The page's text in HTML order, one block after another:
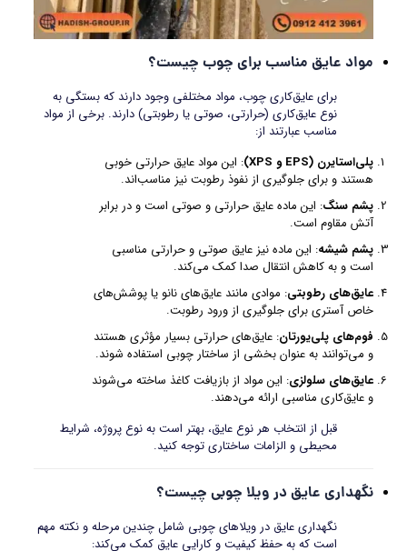
مواد عایق مناسب برای چوب چیست؟
برای عایق‌کاری چوب، مواد مختلفی وجود دارند که بستگی به
نوع عایق‌کاری (حرارتی، صوتی یا رطوبتی) دارند. برخی از مواد
مناسب عبارتند از:
پلی‌استایرن (EPS و XPS)
: این مواد عایق حرارتی خوبی
هستند و برای جلوگیری از نفوذ رطوبت نیز مناسب‌اند.
پشم سنگ: این ماده عایق حرارتی و صوتی است و در برابر
آتش مقاوم است.
پشم شیشه: این ماده نیز عایق صوتی و حرارتی مناسبی
است و به کاهش انتقال صدا کمک می‌کند.
عایق‌های رطوبتی: موادی مانند عایق‌های نانو یا پوشش‌های
خاص آستری برای جلوگیری از ورود رطوبت.
فوم‌های پلی‌یورتان: عایق‌های حرارتی بسیار مؤثری هستند
و می‌توانند به عنوان بخشی از ساختار چوبی استفاده شوند.
عایق‌های سلولزی: این مواد از بازیافت کاغذ ساخته می‌شوند
و عایق‌کاری مناسبی ارائه می‌دهند.
قبل از انتخاب هر نوع عایق، بهتر است به نوع پروژه، شرایط
محیطی و الزامات ساختاری توجه کنید.
نگهداری عایق در ویلا چوبی چیست؟
نگهداری عایق در ویلاهای چوبی شامل چندین مرحله و نکته مهم
است که به حفظ کیفیت و کارایی عایق کمک می‌کند: